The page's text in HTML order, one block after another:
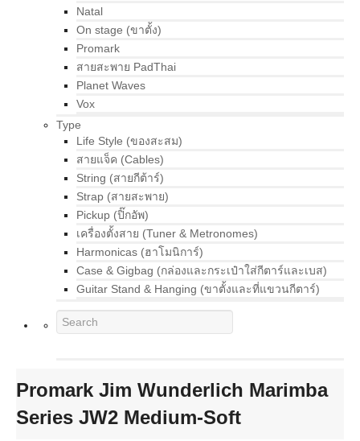
Natal
On stage (ขาตั้ง)
Promark
สายสะพาย PadThai
Planet Waves
Vox
Type
Life Style (ของสะสม)
สายแจ็ค (Cables)
String (สายกีต้าร์)
Strap (สายสะพาย)
Pickup (ปิ๊กอัพ)
เครื่องตั้งสาย (Tuner & Metronomes)
Harmonicas (ฮาโมนิการ์)
Case & Gigbag (กล่องและกระเป๋าใส่กีตาร์และเบส)
Guitar Stand & Hanging (ขาตั้งและที่แขวนกีตาร์)
Promark Jim Wunderlich Marimba
Series JW2 Medium-Soft